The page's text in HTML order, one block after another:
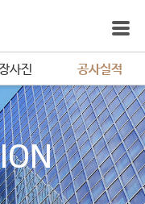
사진 공사실적